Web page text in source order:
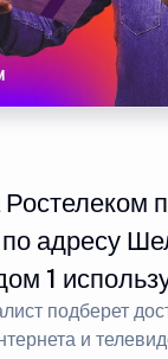
адресу
1
подберет
и